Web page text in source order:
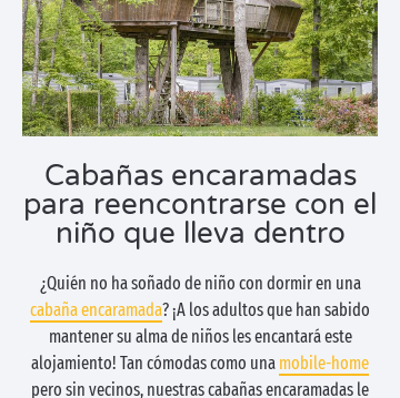
Cabañas encaramadas
para reencontrarse con el
niño que lleva dentro
¿Quién no ha soñado de niño con dormir en una
cabaña encaramada? ¡A los adultos que han sabido
mantener su alma de niños les encantará este
alojamiento! Tan cómodas como una mobile-home
pero sin vecinos, nuestras cabañas encaramadas le